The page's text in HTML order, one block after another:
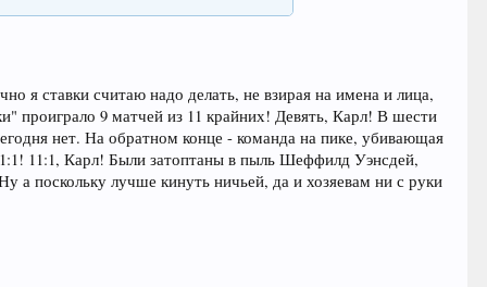
я ставки считаю надо делать, не взирая на имена и лица,
проиграло 9 матчей из 11 крайних! Девять, Карл! В шести
нет. На обратном конце - команда на пике, убивающая
11:1, Карл! Были затоптаны в пыль Шеффилд Уэнсдей,
а поскольку лучше кинуть ничьей, да и хозяевам ни с руки